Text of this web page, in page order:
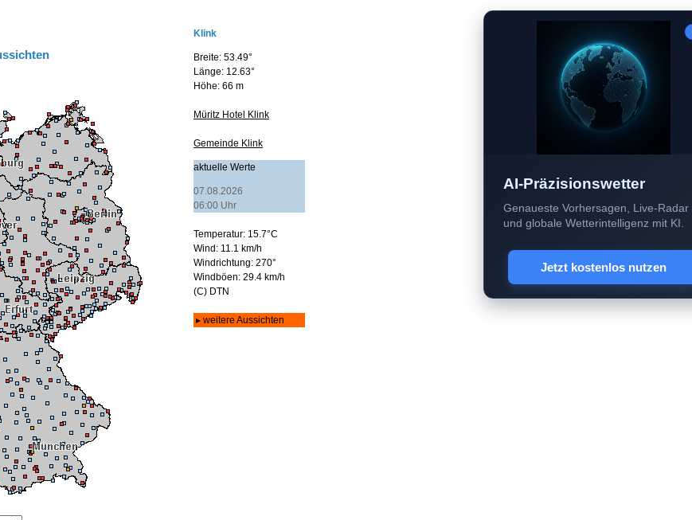
AI-Präzisionswetter
Genaueste Vorhersagen, Live-Radar
und globale Wetterintelligenz mit KI.
Jetzt kostenlos nutzen